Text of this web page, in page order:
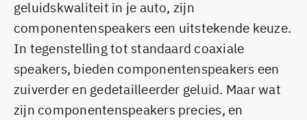
geluidskwaliteit in je auto, zijn
componentenspeakers een uitstekende keuze.
In tegenstelling tot standaard coaxiale
speakers, bieden componentenspeakers een
zuiverder en gedetailleerder geluid. Maar wat
zijn componentenspeakers precies, en